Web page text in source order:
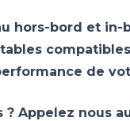
bord et
de
? Appelez nous